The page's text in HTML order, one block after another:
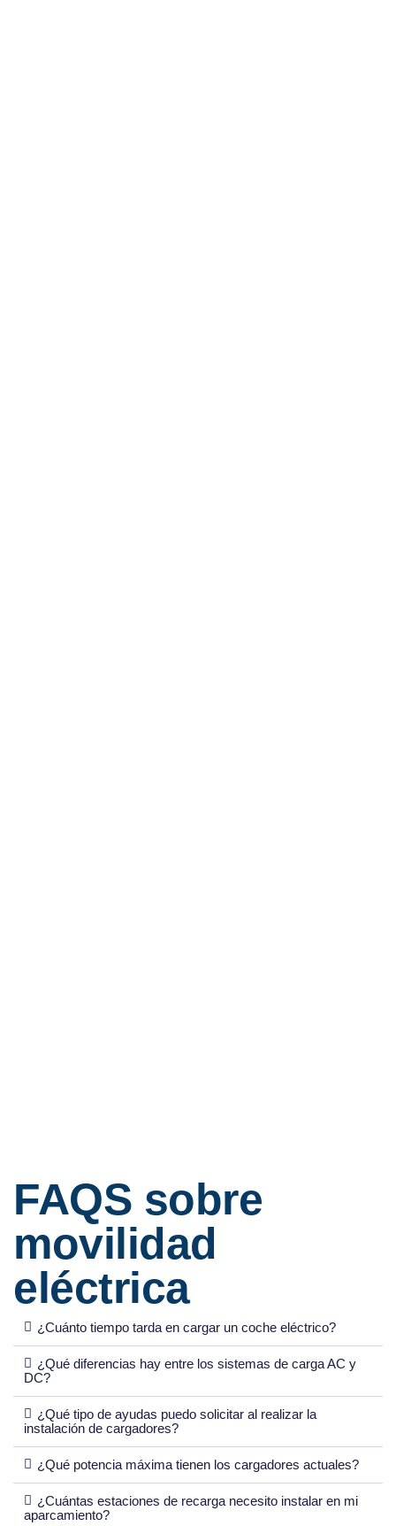
FAQS sobre
movilidad
eléctrica
¿Cuánto tiempo tarda en cargar un coche eléctrico?
¿Qué diferencias hay entre los sistemas de carga AC y
DC?
¿Qué tipo de ayudas puedo solicitar al realizar la
instalación de cargadores?
¿Qué potencia máxima tienen los cargadores actuales?
¿Cuántas estaciones de recarga necesito instalar en mi
aparcamiento?